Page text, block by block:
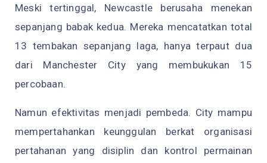
Meski tertinggal, Newcastle berusaha menekan
sepanjang babak kedua. Mereka mencatatkan total
13 tembakan sepanjang laga, hanya terpaut dua
dari Manchester City yang membukukan 15
percobaan.
Namun efektivitas menjadi pembeda. City mampu
mempertahankan keunggulan berkat organisasi
pertahanan yang disiplin dan kontrol permainan